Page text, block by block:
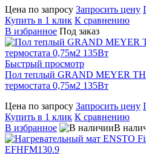
Цена по запросу Запросить цену
Купить в 1 клик К сравнению
В избранное Под заказ
Быстрый просмотр
Пол теплый GRAND MEYER
термостата 0,75м2 135Вт
Цена по запросу Запросить цену
Купить в 1 клик К сравнению
В избранное
В